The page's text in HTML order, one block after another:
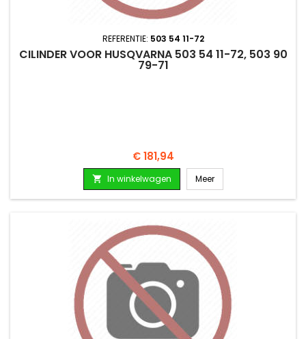
REFERENTIE: 503 54 11-72
CILINDER VOOR HUSQVARNA 503 54 11-72, 503 90
79-71
Prijs
€ 181,94
 In winkelwagen Meer